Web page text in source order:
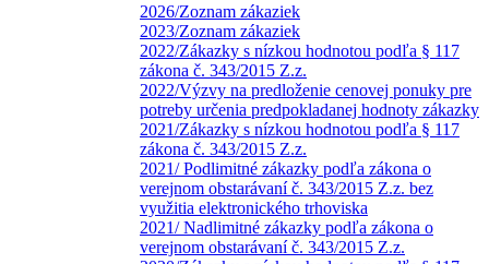
2026/Zoznam zákaziek
2023/Zoznam zákaziek
2022/Zákazky s nízkou hodnotou podľa § 117
zákona č. 343/2015 Z.z.
2022/Výzvy na predloženie cenovej ponuky pre
potreby určenia predpokladanej hodnoty zákazky
2021/Zákazky s nízkou hodnotou podľa § 117
zákona č. 343/2015 Z.z.
2021/ Podlimitné zákazky podľa zákona o
verejnom obstarávaní č. 343/2015 Z.z. bez
využitia elektronického trhoviska
2021/ Nadlimitné zákazky podľa zákona o
verejnom obstarávaní č. 343/2015 Z.z.